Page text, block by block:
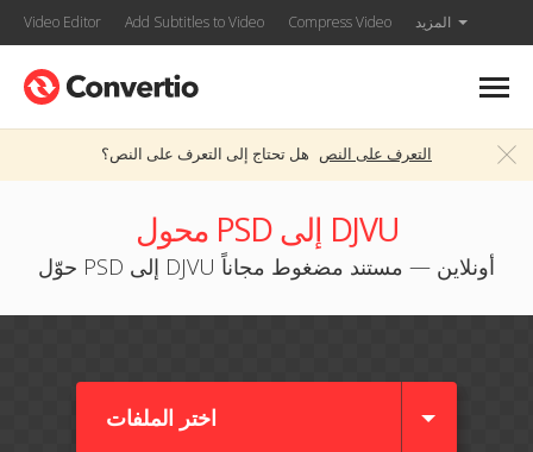
Video Editor Add Subtitles to Video Compress Video المزيد
هل تحتاج إلى التعرف على النص؟ التعرف على النص
محول PSD إلى DJVU
حوّل PSD إلى DJVU أونلاين — مستند مضغوط مجاناً
اختر الملفات